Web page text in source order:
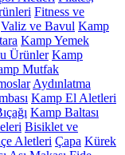
Fitness ve
Valiz ve Bavul Kamp
Kamp Yemek
Ürünler Kamp
Mutfak
Aydınlatma
Kamp El Aletleri
Kamp Baltası
Bisiklet ve
Aletleri Çapa Kürek